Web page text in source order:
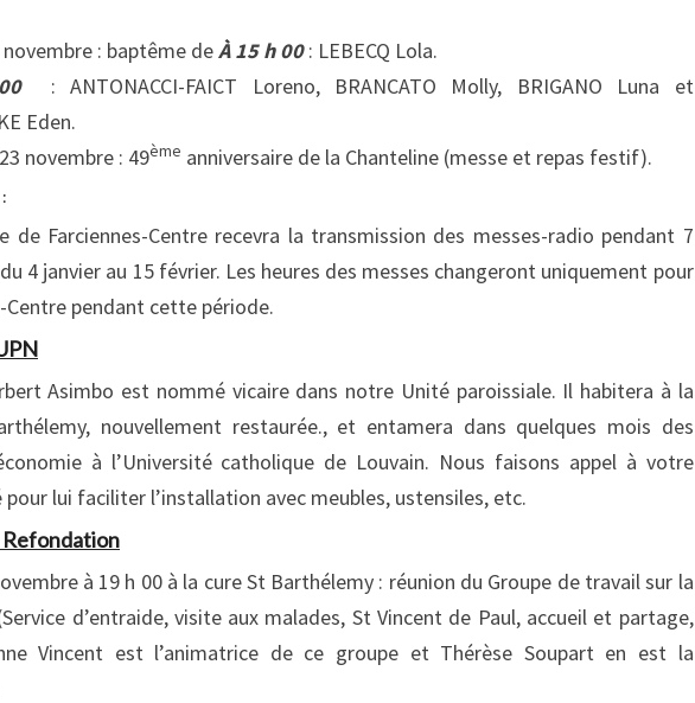
DANS
L’ANNÉE)
: baptême deÀ 15 h 00: LEBECQ Lola.
: ANTONACCI-FAICT Loreno, BRANCATO Molly, BRIGANO Luna et
Eden.
novembre : 49ème anniversaire de la Chanteline (messe et repas festif).
:
de Farciennes-Centre recevra la transmission des messes-radio pendant 7
4 janvier au 15 février. Les heures des messes changeront uniquement pour
Centre pendant cette période.
Asimbo est nommé vicaire dans notre Unité paroissiale. Il habitera à la
nouvellement restaurée., et entamera dans quelques mois des
à l’Université catholique de Louvain. Nous faisons appel à votre
lui faciliter l’installation avec meubles, ustensiles, etc.
Refondation
à 19 h 00 à la cure St Barthélemy : réunion du Groupe de travail sur la
d’entraide, visite aux malades, St Vincent de Paul, accueil et partage,
Vincent est l’animatrice de ce groupe et Thérèse Soupart en est la